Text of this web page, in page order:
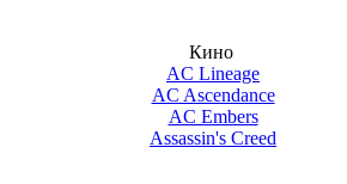
Кино
AC Lineage
AC Ascendance
AC Embers
Assassin's Creed